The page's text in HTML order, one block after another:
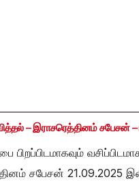
– இராசரெத்தினம் சபேசன் –
பிறப்பிடமாகவும்
சபேசன் 21.09.2025